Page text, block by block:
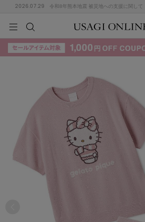
2026.07.29 令和8年熊本地震 被災地への支援に関して
検索
KIDSBABYBEAUTYLIFE STYLE
ス/ドレス (1179)
KIDSBABYBEAUTYLIFE STYLE
D E
M
S T
Z
その
他